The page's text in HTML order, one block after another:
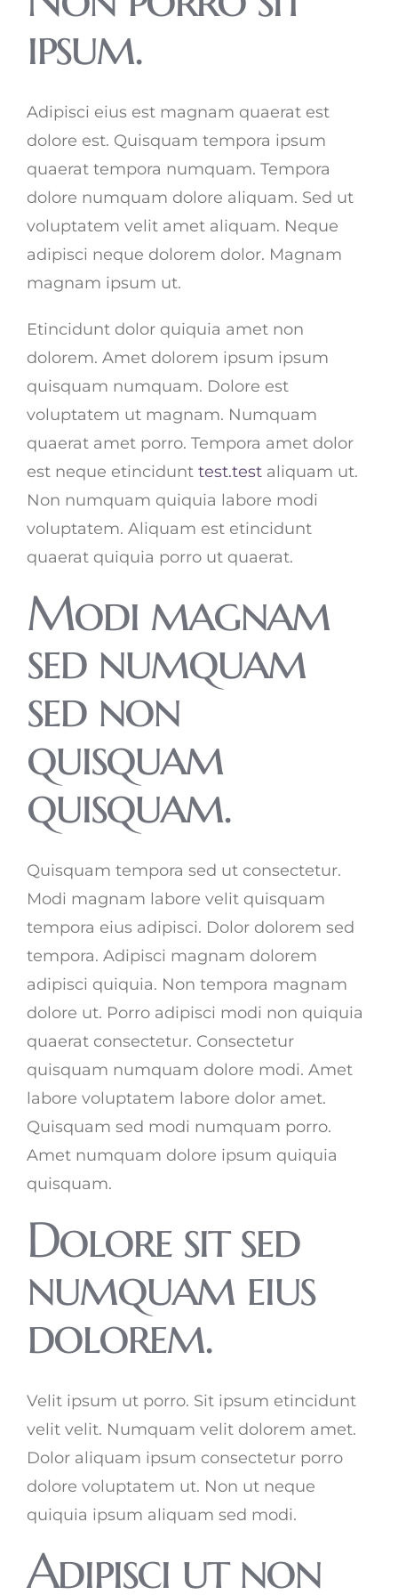
ipsum.
Adipisci eius est magnam quaerat est
dolore est. Quisquam tempora ipsum
quaerat tempora numquam. Tempora
dolore numquam dolore aliquam. Sed ut
voluptatem velit amet aliquam. Neque
adipisci neque dolorem dolor. Magnam
magnam ipsum ut.
Etincidunt dolor quiquia amet non
dolorem. Amet dolorem ipsum ipsum
quisquam numquam. Dolore est
voluptatem ut magnam. Numquam
quaerat amet porro. Tempora amet dolor
est neque etincidunt test.test aliquam ut.
Non numquam quiquia labore modi
voluptatem. Aliquam est etincidunt
quaerat quiquia porro ut quaerat.
Modi magnam
sed numquam
sed non
quisquam
quisquam.
Quisquam tempora sed ut consectetur.
Modi magnam labore velit quisquam
tempora eius adipisci. Dolor dolorem sed
tempora. Adipisci magnam dolorem
adipisci quiquia. Non tempora magnam
dolore ut. Porro adipisci modi non quiquia
quaerat consectetur. Consectetur
quisquam numquam dolore modi. Amet
labore voluptatem labore dolor amet.
Quisquam sed modi numquam porro.
Amet numquam dolore ipsum quiquia
quisquam.
Dolore sit sed
numquam eius
dolorem.
Velit ipsum ut porro. Sit ipsum etincidunt
velit velit. Numquam velit dolorem amet.
Dolor aliquam ipsum consectetur porro
dolore voluptatem ut. Non ut neque
quiquia ipsum aliquam sed modi.
Adipisci ut non